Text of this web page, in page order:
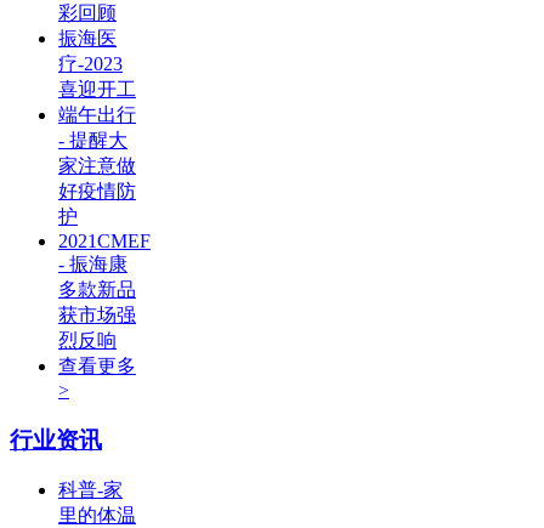
彩回顾
振海医
疗-2023
喜迎开工
端午出行
- 提醒大
家注意做
好疫情防
护
2021CMEF
- 振海康
多款新品
获市场强
烈反响
查看更多
>
行业资讯
科普-家
里的体温